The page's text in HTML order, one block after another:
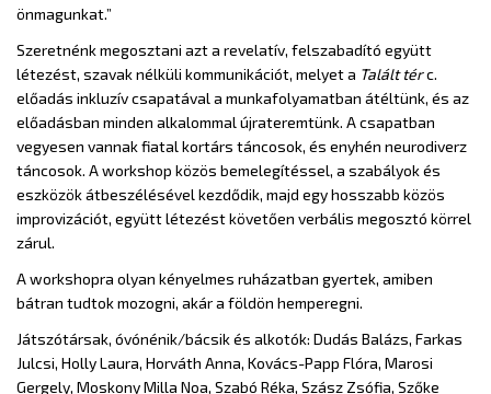
önmagunkat.”
Szeretnénk megosztani azt a revelatív, felszabadító együtt
létezést, szavak nélküli kommunikációt, melyet a Talált térc.
előadás inkluzív csapatával a munkafolyamatban átéltünk, és az
előadásban minden alkalommal újrateremtünk. A csapatban
vegyesen vannak fiatal kortárs táncosok, és enyhén neurodiverz
táncosok. A workshop közös bemelegítéssel, a szabályok és
eszközök átbeszélésével kezdődik, majd egy hosszabb közös
improvizációt, együtt létezést követően verbális megosztó körrel
zárul.
A workshopra olyan kényelmes ruházatban gyertek, amiben
bátran tudtok mozogni, akár a földön hemperegni.
Játszótársak, óvónénik/bácsik és alkotók: Dudás Balázs, Farkas
Julcsi, Holly Laura, Horváth Anna, Kovács-Papp Flóra, Marosi
Gergely, Moskony Milla Noa, Szabó Réka, Szász Zsófia, Szőke